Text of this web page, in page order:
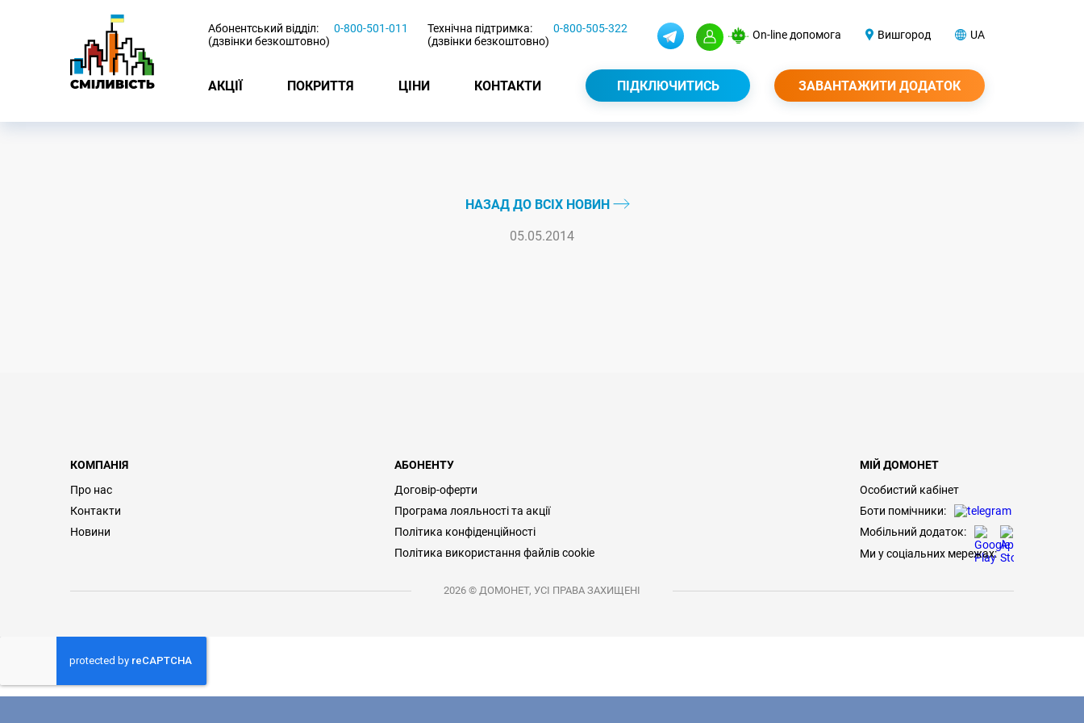
Абонентський відділ:
(дзвінки безкоштовно)
0-800-501-011
Технічна підтримка:
(дзвінки безкоштовно)
0-800-505-322 On-line допомога Вишгород UA
АКЦІЇ ПОКРИТТЯ ЦІНИ КОНТАКТИ ПІДКЛЮЧИТИСЬ ЗАВАНТАЖИТИ ДОДАТОК
НАЗАД ДО ВСІХ НОВИН
05.05.2014
КОМПАНІЯ
Про нас
Контакти
Новини
АБОНЕНТУ
Договір-оферти
Програма лояльності та акції
Політика конфіденційності
Політика використання файлів cookie
МІЙ ДОМОНЕТ
Особистий кабінет
Боти помічники:
Мобільний додаток:
Ми у соціальних мережах:
2026 © ДОМОНЕТ, УСІ ПРАВА ЗАХИЩЕНІ